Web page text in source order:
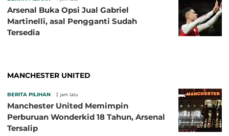
Arsenal Buka Opsi Jual Gabriel
Martinelli, asal Pengganti Sudah
Tersedia
MANCHESTER UNITED
BERITA PILIHAN 2 jam lalu
Manchester United Memimpin
Perburuan Wonderkid 18 Tahun, Arsenal
Tersalip